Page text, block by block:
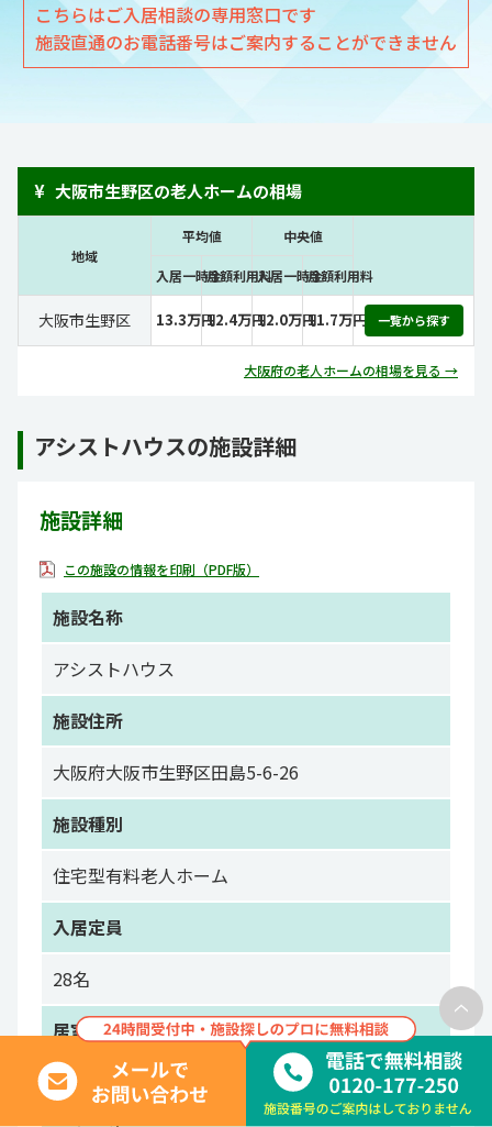
こちらはご入居相談の専用窓口です
施設直通のお電話番号はご案内することができません
¥ 大阪市生野区の老人ホームの相場
地域
平均値 中央値
入居一時金月額利用料入居一時金月額利用料
大阪市生野区 13.3万円12.4万円12.0万円11.7万円 一覧から探す
大阪府の老人ホームの相場を見る →
アシストハウスの施設詳細
施設詳細
この施設の情報を印刷（PDF版）
施設名称
アシストハウス
施設住所
大阪府大阪市生野区田島5-6-26
施設種別
住宅型有料老人ホーム
入居定員
28名
居室総数
24室